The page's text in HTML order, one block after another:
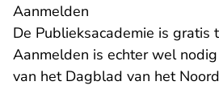
Aanmelden
De Publieksacademie is gratis
Aanmelden is echter wel
van het Dagblad van het